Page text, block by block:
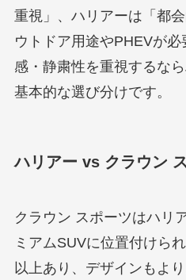
重視」、ハリアーは「都
ウトドア用途やPHEVが
感・静粛性を重視するな
基本的な選び分けです。
ハリアー vs クラウン
クラウン スポーツはハリ
ミアムSUVに位置付けら
以上あり、デザインもよ